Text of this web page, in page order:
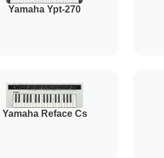
Yamaha Ypt-270
Yamaha Reface Cs